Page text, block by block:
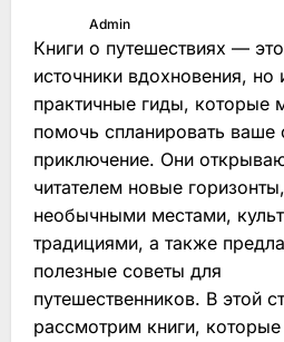
Admin
Книги о путешествиях —
источники вдохновения, но
практичные гиды, которые
помочь спланировать
приключение. Они
читателем новые
необычными местами,
традициями, а также
полезные советы для
путешественников. В этой
рассмотрим книги,